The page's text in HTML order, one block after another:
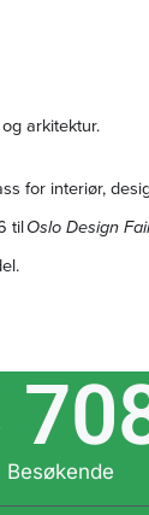
arkitektur.
for interiør,
tilOslo Design
Besøkende